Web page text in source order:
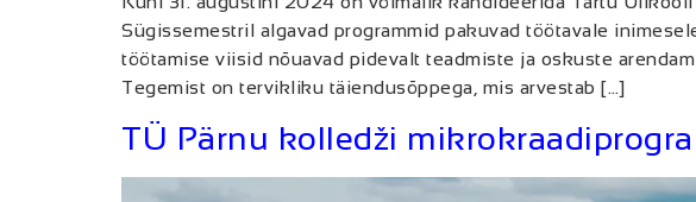
Sügissemestril algavad programmid pakuvad töötavale
töötamise viisid nõuavad pidevalt teadmiste ja oskuste
Tegemist on tervikliku täiendusõppega, mis arvestab […]
TÜ Pärnu kolledži